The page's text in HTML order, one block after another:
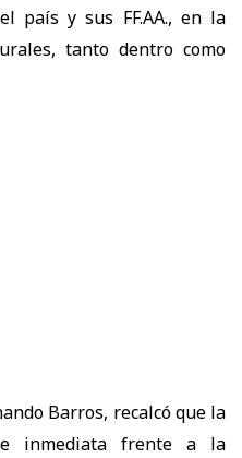
país y sus FF.AA., en la
tanto dentro como
Barros, recalcó que la
inmediata frente a la